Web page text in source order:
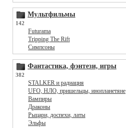
Мультфильмы
142
Futurama
Tripping The Rift
Симпсоны
Фантастика, фэнтези, игры
382
STALKER и радиация
UFO, НЛО, пришельцы, инопланетяне
Вампиры
Драконы
Рыцари, доспехи, латы
Эльфы